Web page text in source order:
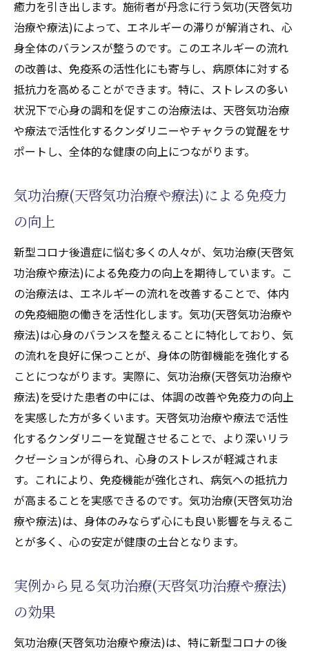
る要因とその克服方法
気功治療(天啓気功治療や療法)で心身の健康
を保つ秘訣
専門家が語る天啓気功治療や療法で活性化
するクンダリニーやチャクラの覚醒でのエ
ネルギー流の整え方
自己治癒力を引き出す気功治療(天啓気功治療や
療法)の実践
ニーやチャクラの覚醒で増す自己治癒力と
気功治療(天啓気功治療や療法)で自己治癒力
を高める方法
天啓気功治療や療法で活性化するクンダリ
ニーやチャクラの覚醒で実践的な自己治癒
力の引き出し方
気功治療(天啓気功治療や療法)がもたらす心
身の変化
天啓気功治療や療法で活性化するクンダリ
ニーやチャクラで自己治癒力を支える生活
習慣
気功治療(天啓気功治療や療法)の効果を最大
限に引き出すために
疲労感と不安を和らげる気功(天啓気功治療や療
法)の効果
不安を和らげるための気功技法(天啓気功治
心の健康を守るための気功(天啓気功治療や
癒力を引き出します。施術者が丹念に行う気功(天啓気功
治療や療法)によって、エネルギーの滞りが解消され、心
身全体のバランスが整うのです。このエネルギーの流れ
の改善は、免疫系の活性化にも寄与し、病原体に対する
抵抗力を高めることができます。特に、ストレスの多い
状況下で心身の調和を促すこの治療法は、天啓気功治療
や療法で活性化するクンダリニーやチャクラの覚醒をサ
ポートし、全体的な健康の向上につながります。
気功治療(天啓気功治療や療法)による免疫力
の向上
新型コロナ後遺症に悩む多くの人々が、気功治療(天啓気
功治療や療法)による免疫力の向上を期待しています。こ
の治療法は、エネルギーの流れを改善することで、体内
の免疫細胞の働きを活性化します。気功(天啓気功治療や
療法)は心身のバランスを整えることに特化しており、気
の流れを良好に保つことが、身体の防御機能を強化する
ことにつながります。実際に、気功治療(天啓気功治療や
療法)を受けた患者の中には、体調の改善や免疫力の向上
を実感した方が多くいます。天啓気功治療や療法で活性
化するクンダリニーを覚醒させることで、より深いリラ
クゼーションが得られ、心身のストレスが軽減されま
す。これにより、免疫機能が強化され、病気への抵抗力
が高まることを実感できるのです。気功治療(天啓気功治
療や療法)は、身体のみならず心にも良い影響を与えるこ
とが多く、心の安定が健康の土台となります。
実例から見る気功治療(天啓気功治療や療法)
の効果
気功治療(天啓気功治療や療法)は、特に新型コロナの後